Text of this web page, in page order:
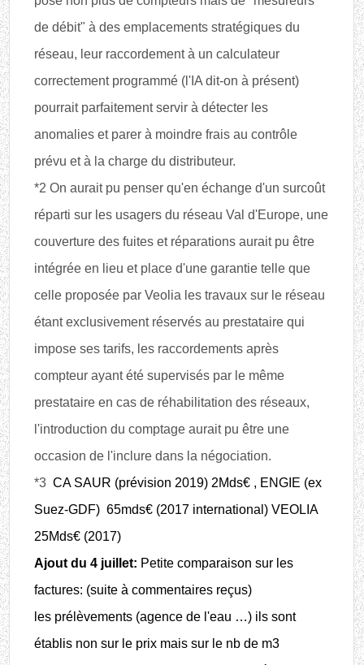
de débit" à des emplacements stratégiques du
réseau, leur raccordement à un calculateur
correctement programmé (l'IA dit-on à présent)
pourrait parfaitement servir à détecter les
anomalies et parer à moindre frais au contrôle
prévu et à la charge du distributeur.
*2 On aurait pu penser qu'en échange d'un surcoût
réparti sur les usagers du réseau Val d'Europe, une
couverture des fuites et réparations aurait pu être
intégrée en lieu et place d'une garantie telle que
celle proposée par Veolia les travaux sur le réseau
étant exclusivement réservés au prestataire qui
impose ses tarifs, les raccordements après
compteur ayant été supervisés par le même
prestataire en cas de réhabilitation des réseaux,
l'introduction du comptage aurait pu être une
occasion de l'inclure dans la négociation.
*3 CA SAUR (prévision 2019) 2Mds€ , ENGIE (ex
Suez-GDF) 65mds€ (2017 international) VEOLIA
25Mds€ (2017)
Ajout du 4 juillet: Petite comparaison sur les
factures: (suite à commentaires reçus)
les prélèvements (agence de l'eau …) ils sont
établis non sur le prix mais sur le nb de m3